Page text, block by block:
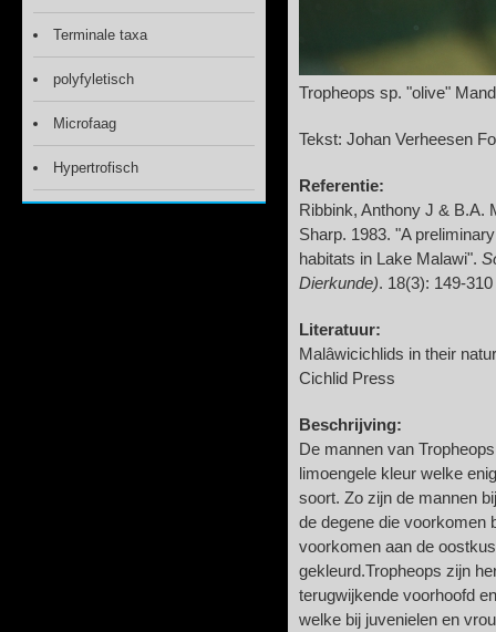
Tropheops sp. "olive"
Tekst: Johan Verheesen
Referentie:
Ribbink, Anthony J & B.A.
Sharp. 1983. "A
habitats in Lake Malawi".
Dierkunde). 18(3): 149-310
Literatuur:
Malâwicichlids in their
Cichlid Press
Beschrijving:
De mannen van
limoengele kleur welke
soort. Zo zijn de mannen
de degene die voorkomen
voorkomen aan de
gekleurd.Tropheops zijn
terugwijkende voorhoofd
welke bij juvenielen en
Terminale taxa
polyfyletisch
Microfaag
Hypertrofisch